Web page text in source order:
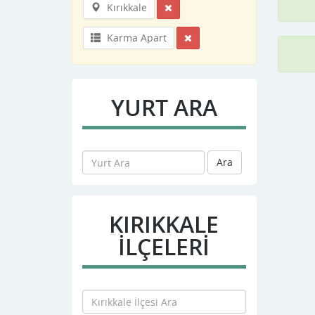
Kırıkkale
Karma Apart
YURT ARA
Ara
KIRIKKALE
İLÇELERİ